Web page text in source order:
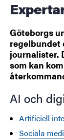
Göteborgs
regelbundet
journalister.
som kan
AI och
Artificiell
Sociala